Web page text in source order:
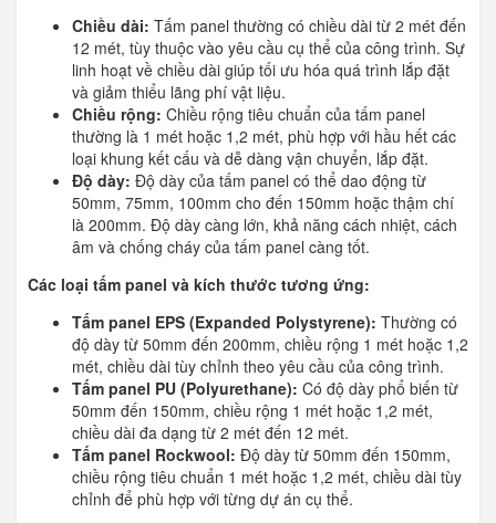
Chiều dài: Tấm panel thường có chiều dài từ 2 mét đến
12 mét, tùy thuộc vào yêu cầu cụ thể của công trình. Sự
linh hoạt về chiều dài giúp tối ưu hóa quá trình lắp đặt
và giảm thiểu lãng phí vật liệu.
Chiều rộng: Chiều rộng tiêu chuẩn của tấm panel
thường là 1 mét hoặc 1,2 mét, phù hợp với hầu hết các
loại khung kết cấu và dễ dàng vận chuyển, lắp đặt.
Độ dày: Độ dày của tấm panel có thể dao động từ
50mm, 75mm, 100mm cho đến 150mm hoặc thậm chí
là 200mm. Độ dày càng lớn, khả năng cách nhiệt, cách
âm và chống cháy của tấm panel càng tốt.
Các loại tấm panel và kích thước tương ứng:
Tấm panel EPS (Expanded Polystyrene): Thường có
độ dày từ 50mm đến 200mm, chiều rộng 1 mét hoặc 1,2
mét, chiều dài tùy chỉnh theo yêu cầu của công trình.
Tấm panel PU (Polyurethane): Có độ dày phổ biến từ
50mm đến 150mm, chiều rộng 1 mét hoặc 1,2 mét,
chiều dài đa dạng từ 2 mét đến 12 mét.
Tấm panel Rockwool: Độ dày từ 50mm đến 150mm,
chiều rộng tiêu chuẩn 1 mét hoặc 1,2 mét, chiều dài tùy
chỉnh để phù hợp với từng dự án cụ thể.